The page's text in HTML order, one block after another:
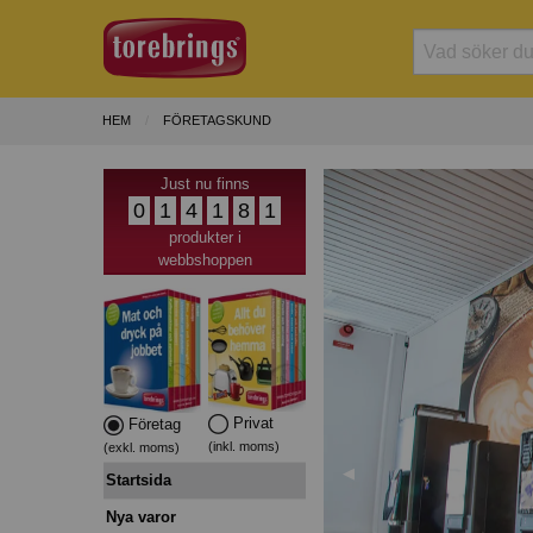
HEM FÖRETAGSKUND
Just nu finns
0 1 4 1 8 1
produkter i
webbshoppen
Företag
(exkl. moms)
Privat
(inkl. moms)
Startsida
Nya varor
Förra
◀︎